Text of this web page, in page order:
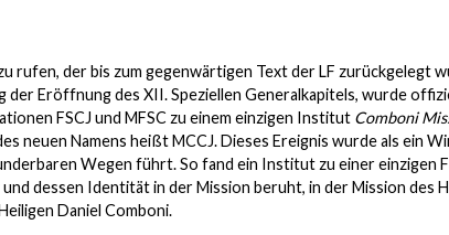
rufen, der bis zum gegenwärtigen Text der LF zurückgelegt
der Eröffnung des XII. Speziellen Generalkapitels, wurde
FSCJ und MFSC zu einem einzigen Institut Comboni
neuen Namens heißt MCCJ. Dieses Ereignis wurde als ein
Wegen führt. So fand ein Institut zu einer einzigen
dessen Identität in der Mission beruht, in der Mission des
Daniel Comboni.